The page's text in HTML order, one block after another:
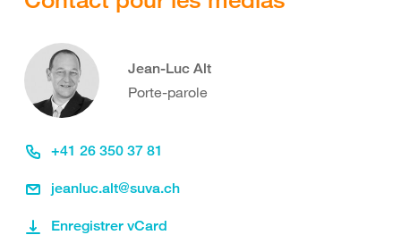
Jean-Luc Alt
Porte-parole
+41 26 350 37 81
jeanluc.alt@suva.ch
Enregistrer vCard